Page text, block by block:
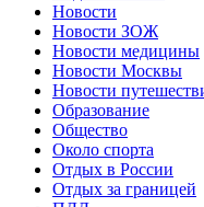
Новости
Новости ЗОЖ
Новости медицины
Новости Москвы
Новости
Образование
Общество
Около спорта
Отдых в России
Отдых за границей